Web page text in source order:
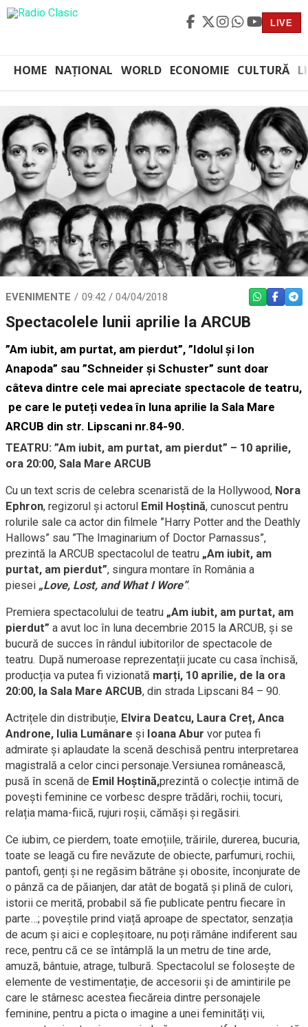
LIVE
HOME NAȚIONAL WORLD ECONOMIE CULTURĂ
EVENIMENTE 09:42 / 04/04/2018 WHATSAPP
Spectacolele lunii aprilie la ARCUB
”Am iubit, am purtat, am pierdut”, ”Idolul și Ion
Anapoda” sau ”Schneider și Schuster” sunt doar
câteva dintre cele mai apreciate spectacole de teatru,
pe care le puteți vedea în luna aprilie la Sala Mare
ARCUB din str. Lipscani nr.84-90.
TEATRU: ”Am iubit, am purtat, am pierdut” – 10 aprilie,
ora 20:00, Sala Mare ARCUB
Cu un text scris de celebra scenaristă de la Hollywood, Nora
Ephron, regizorul și actorul Emil Hoștină, cunoscut pentru
rolurile sale ca actor din filmele ”Harry Potter and the Deathly
Hallows” sau ”The Imaginarium of Doctor Parnassus”,
prezintă la ARCUB spectacolul de teatru „Am iubit, am
purtat, am pierdut”, singura montare în România a
piesei „Love, Lost, and What I Wore”.
Premiera spectacolului de teatru „Am iubit, am purtat, am
pierdut” a avut loc în luna decembrie 2015 la ARCUB, și se
bucură de succes în rândul iubitorilor de spectacole de
teatru. După numeroase reprezentații jucate cu casa închisă,
producția va putea fi vizionată marți, 10 aprilie, de la ora
20:00, la Sala Mare ARCUB, din strada Lipscani 84 – 90.
Actrițele din distribuție, Elvira Deatcu, Laura Creț, Anca
Androne, Iulia Lumânare și Ioana Abur vor putea fi
admirate și aplaudate la scenă deschisă pentru interpretarea
magistrală a celor cinci personaje.Versiunea românească,
pusă în scenă de Emil Hoștină,prezintă o colecție intimă de
povești feminine ce vorbesc despre trădări, rochii, tocuri,
relația mama-fiică, rujuri roșii, cămăși și regăsiri.
Ce iubim, ce pierdem, toate emoțiile, trăirile, durerea, bucuria,
toate se leagă cu fire nevăzute de obiecte, parfumuri, rochii,
pantofi, genți și ne regăsim bătrâne și obosite, înconjurate de
o pânză ca de păianjen, dar atât de bogată și plină de culori,
istorii ce merită, probabil să fie publicate pentru fiecare în
parte…; poveștile prind viață aproape de spectator, senzația
de acum și aici e copleșitoare, nu poți rămâne indiferent sau
rece, pentru că ce se întâmplă la un metru de tine arde,
amuză, bântuie, atrage, tulbură. Spectacolul se folosește de
elemente de vestimentație, de accesorii și de amintirile pe
care le stârnesc acestea fiecăreia dintre personajele
feminine, pentru a picta o imagine a unei feminități vii,